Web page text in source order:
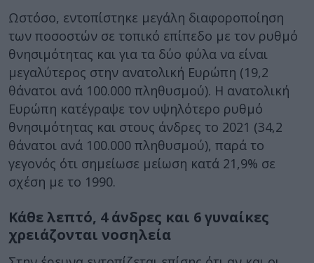
Ωστόσο, εντοπίστηκε μεγάλη διαφοροποίηση
των ποσοστών σε τοπικό επίπεδο με τον ρυθμό
θνησιμότητας και για τα δύο φύλα να είναι
μεγαλύτερος στην ανατολική Ευρώπη (19,2
θάνατοι ανά 100.000 πληθυσμού). Η ανατολική
Ευρώπη κατέγραψε τον υψηλότερο ρυθμό
θνησιμότητας και στους άνδρες το 2021 (34,2
θάνατοι ανά 100.000 πληθυσμού), παρά το
γεγονός ότι σημείωσε μείωση κατά 21,9% σε
σχέση με το 1990.
Κάθε λεπτό, 4 άνδρες και 6 γυναίκες
χρειάζονται νοσηλεία